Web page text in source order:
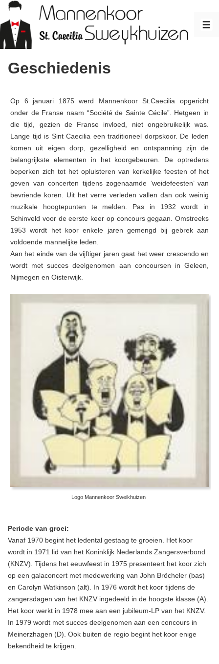
naar
hoofdinhoud
Geschiedenis
Op 6 januari 1875 werd Mannenkoor St.Caecilia opgericht
onder de Franse naam “Société de Sainte Cécile”. Hetgeen in
die tijd, gezien de Franse invloed, niet ongebruikelijk was.
Lange tijd is Sint Caecilia een traditioneel dorpskoor. De leden
komen uit eigen dorp, gezelligheid en ontspanning zijn de
belangrijkste elementen in het koorgebeuren. De optredens
beperken zich tot het opluisteren van kerkelijke feesten of het
geven van concerten tijdens zogenaamde ‘weidefeesten’ van
bevriende koren. Uit het verre verleden vallen dan ook weinig
muzikale hoogtepunten te melden. Pas in 1932 wordt in
Schinveld voor de eerste keer op concours gegaan. Omstreeks
1953 wordt het koor enkele jaren gemengd bij gebrek aan
voldoende mannelijke leden.
Aan het einde van de vijftiger jaren gaat het weer crescendo en
wordt met succes deelgenomen aan concoursen in Geleen,
Nijmegen en Oisterwijk.
Logo Mannenkoor Sweikhuizen
Periode van groei:
Vanaf 1970 begint het ledental gestaag te groeien. Het koor
wordt in 1971 lid van het Koninklijk Nederlands Zangersverbond
(KNZV). Tijdens het eeuwfeest in 1975 presenteert het koor zich
op een galaconcert met medewerking van John Bröcheler (bas)
en Carolyn Watkinson (alt). In 1976 wordt het koor tijdens de
zangersdagen van het KNZV ingedeeld in de hoogste klasse (A).
Het koor werkt in 1978 mee aan een jubileum-LP van het KNZV.
In 1979 wordt met succes deelgenomen aan een concours in
Meinerzhagen (D). Ook buiten de regio begint het koor enige
bekendheid te krijgen.